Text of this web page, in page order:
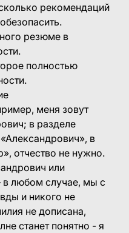
рекомендаций
резюме в
полностью
меня зовут
в разделе
в
отчество не нужно.
или
в любом случае, мы с
и никого не
не дописана,
станет понятно - я